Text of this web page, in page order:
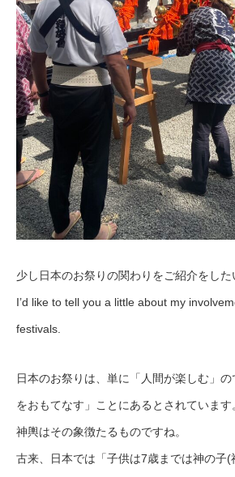
少し日本のお祭りの関わりをご紹介をした
I’d like to tell you a little about my
festivals.
日本のお祭りは、単に「人間が楽しむ」
をおもてなす」ことにあるとされています
神輿はその象徴たるものですね。
古来、日本では「子供は7歳までは神の子(